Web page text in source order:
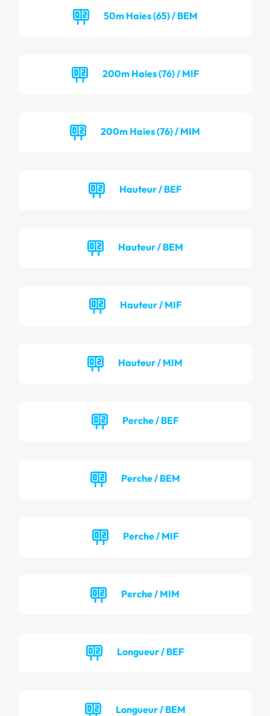
50m Haies (65) / BEM
200m Haies (76) / MIF
200m Haies (76) / MIM
Hauteur / BEF
Hauteur / BEM
Hauteur / MIF
Hauteur / MIM
Perche / BEF
Perche / BEM
Perche / MIF
Perche / MIM
Longueur / BEF
Longueur / BEM